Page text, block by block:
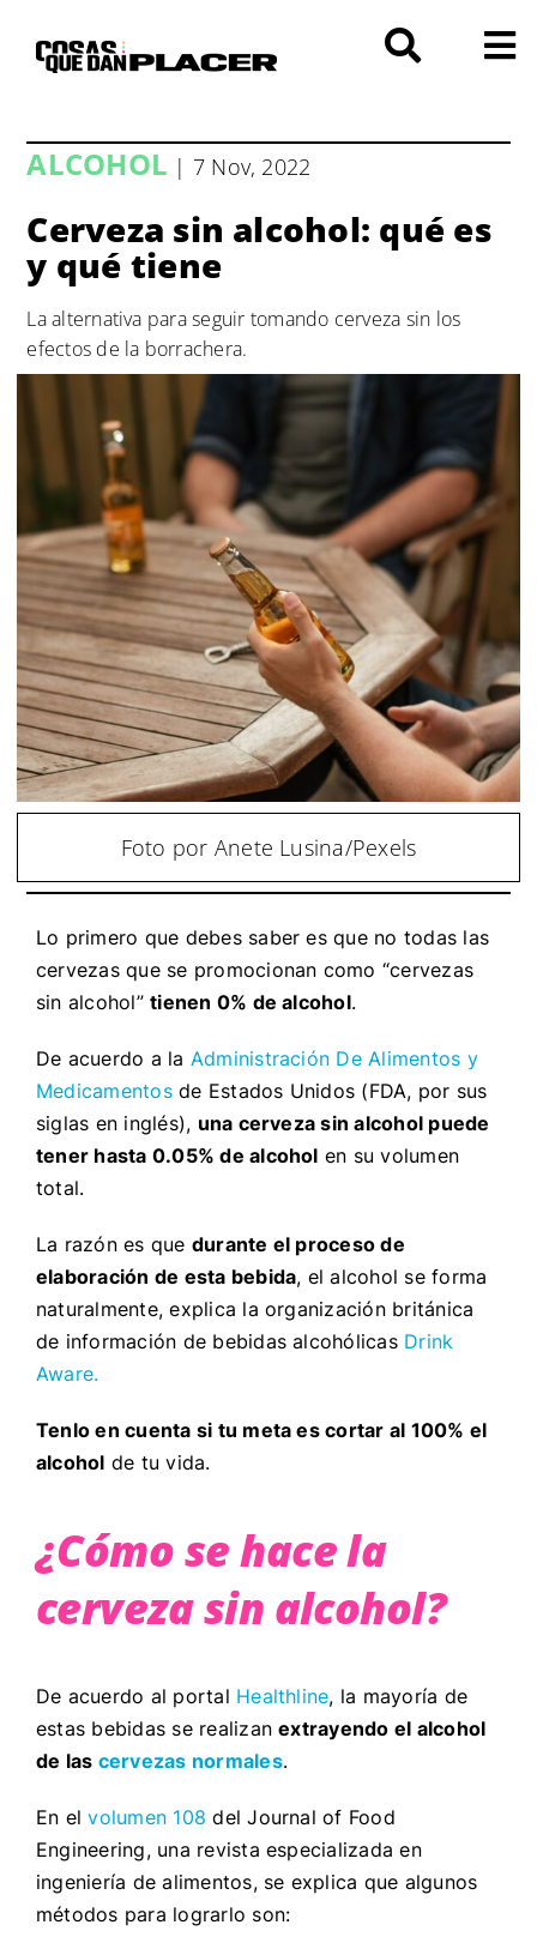
contenido
ALCOHOL | 7 Nov, 2022
Cerveza sin alcohol: qué es
y qué tiene
La alternativa para seguir tomando cerveza sin los
efectos de la borrachera.
Foto por Anete Lusina/Pexels
Lo primero que debes saber es que no todas las
cervezas que se promocionan como “cervezas
sin alcohol”tienen 0% de alcohol.
De acuerdo a la Administración De Alimentos y
Medicamentosde Estados Unidos (FDA, por sus
siglas en inglés), una cerveza sin alcohol puede
tener hasta 0.05% de alcohol en su volumen
total.
La razón es que durante el proceso de
elaboración de esta bebida, el alcohol se forma
naturalmente, explica la organización británica
de información de bebidas alcohólicas Drink
Aware.
Tenlo en cuenta si tu meta es cortar al 100% el
alcohol de tu vida.
¿Cómo se hace la
cerveza sin alcohol?
De acuerdo al portal Healthline, la mayoría de
estas bebidas se realizanextrayendo el alcohol
de las cervezas normales.
En el volumen 108 del Journal of Food
Engineering, una revista especializada en
ingeniería de alimentos, se explica que algunos
métodos para lograrlo son: